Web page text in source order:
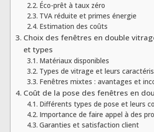
Éco-prêt à taux zéro
TVA réduite et primes énergie
Estimation des coûts
Choix des fenêtres en double
et types
Matériaux disponibles
Types de vitrage et leurs
Fenêtres mixtes : avantages et
Coût de la pose des fenêtres en
Différents types de pose et leurs
Importance de faire appel à des
Garanties et satisfaction client